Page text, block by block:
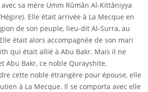
sa mère Umm Rûmân Al-Kittâniyya
Elle était arrivée à La Mecque en
de son peuple, lieu-dit Al-Surra, au
était alors accompagnée de son mari
qui était allié à Abu Bakr. Mais il ne
Abu Bakr, ce noble Qurayshite,
cette noble étrangère pour épouse, elle
à La Mecque. Il se comporta avec elle